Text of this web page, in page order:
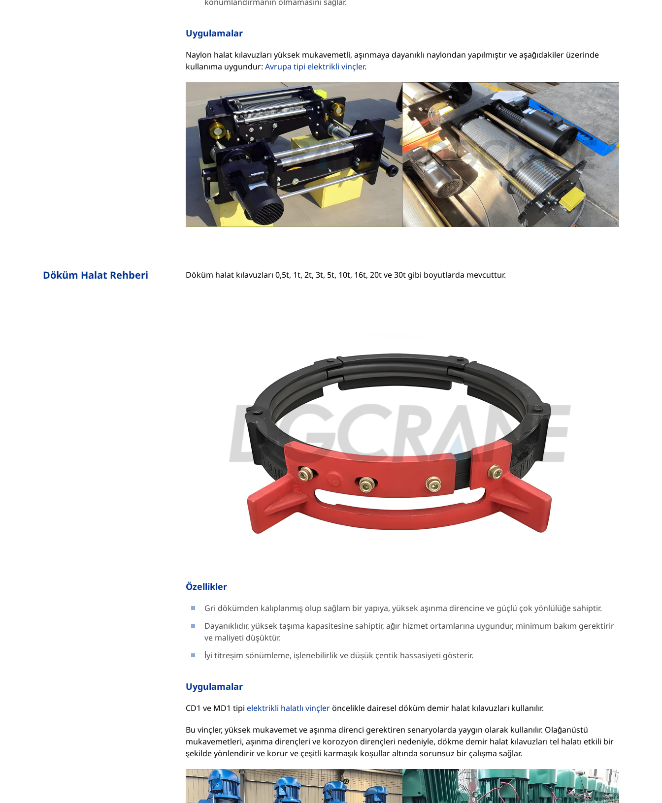
Uygulamalar
Naylon halat kılavuzları yüksek mukavemetli, aşınmaya dayanıklı naylondan yapılmıştır ve aşağıdakiler üzerinde
kullanıma uygundur: Avrupa tipi elektrikli vinçler.
Döküm Halat Rehberi Döküm halat kılavuzları 0,5t, 1t, 2t, 3t, 5t, 10t, 16t, 20t ve 30t gibi boyutlarda mevcuttur.
Özellikler
Gri dökümden kalıplanmış olup sağlam bir yapıya, yüksek aşınma direncine ve güçlü çok yönlülüğe sahiptir.
Dayanıklıdır, yüksek taşıma kapasitesine sahiptir, ağır hizmet ortamlarına uygundur, minimum bakım gerektirir
ve maliyeti düşüktür.
İyi titreşim sönümleme, işlenebilirlik ve düşük çentik hassasiyeti gösterir.
Uygulamalar
CD1 ve MD1 tipi elektrikli halatlı vinçleröncelikle dairesel döküm demir halat kılavuzları kullanılır.
Bu vinçler, yüksek mukavemet ve aşınma direnci gerektiren senaryolarda yaygın olarak kullanılır. Olağanüstü
mukavemetleri, aşınma dirençleri ve korozyon dirençleri nedeniyle, dökme demir halat kılavuzları tel halatı etkili bir
şekilde yönlendirir ve korur ve çeşitli karmaşık koşullar altında sorunsuz bir çalışma sağlar.